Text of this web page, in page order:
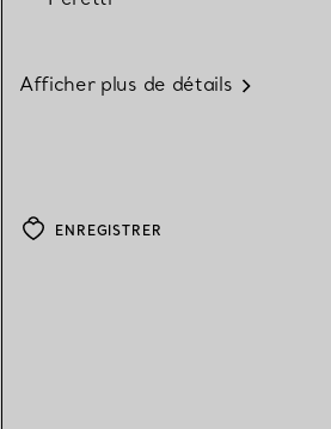
Afficher plus de détails
ENREGISTRER